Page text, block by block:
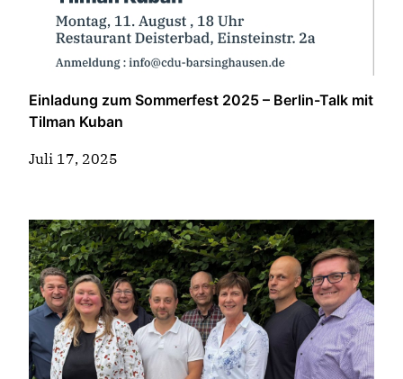
Einladung zum Sommerfest 2025 – Berlin-Talk mit
Tilman Kuban
Juli 17, 2025